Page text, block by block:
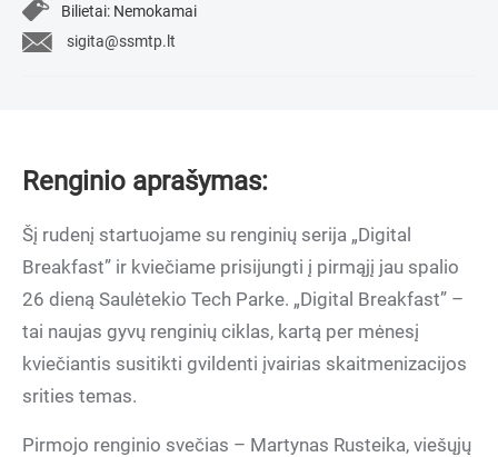
Bilietai: Nemokamai
sigita@ssmtp.lt
Renginio aprašymas:
Šį rudenį startuojame su renginių serija „Digital
Breakfast” ir kviečiame prisijungti į pirmąjį jau spalio
26 dieną Saulėtekio Tech Parke. „Digital Breakfast” –
tai naujas gyvų renginių ciklas, kartą per mėnesį
kviečiantis susitikti gvildenti įvairias skaitmenizacijos
srities temas.
Pirmojo renginio svečias – Martynas Rusteika, viešųjų